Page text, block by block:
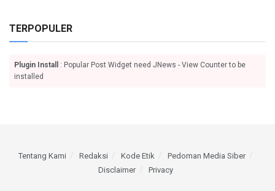
TERPOPULER
Plugin Install
: Popular Post Widget need JNews - View Counter to be
installed
Tentang Kami Redaksi Kode Etik
Pedoman Media Siber
Disclaimer
Privacy